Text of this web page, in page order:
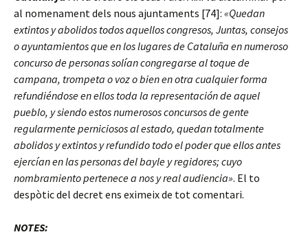
al nomenament dels nous ajuntaments [74]: «Quedan
extintos y abolidos todos aquellos congresos, Juntas, consejos
o ayuntamientos que en los lugares de Cataluña en numeroso
concurso de personas solían congregarse al toque de
campana, trompeta o voz o bien en otra cualquier forma
refundiéndose en ellos toda la representación de aquel
pueblo, y siendo estos numerosos concursos de gente
regularmente perniciosos al estado, quedan totalmente
abolidos y extintos y refundido todo el poder que ellos antes
ejercían en las personas del bayle y regidores; cuyo
nombramiento pertenece a nos y real audiencia». El to
despòtic del decret ens eximeix de tot comentari.
NOTES: